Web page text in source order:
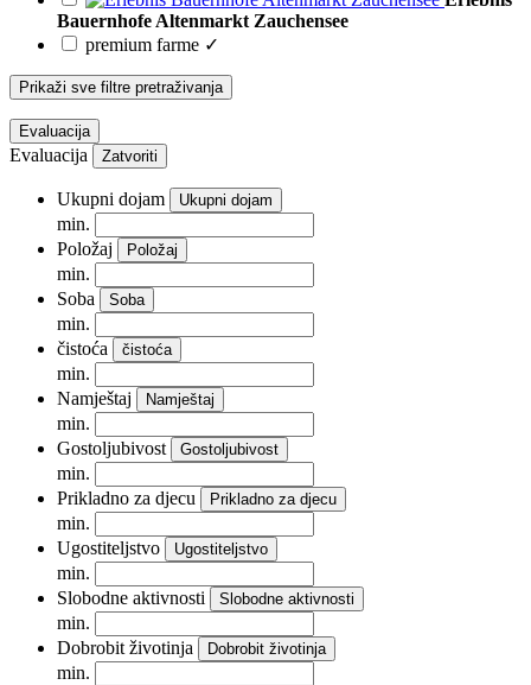
Bauernhofe Altenmarkt Zauchensee
premium farme ✓
Prikaži sve filtre pretraživanja
Evaluacija
Evaluacija Zatvoriti
Ukupni dojam Ukupni dojam
min.
Položaj
Položaj
min.
Soba
Soba
min.
čistoća
čistoća
min.
Namještaj
Namještaj
min.
Gostoljubivost
Gostoljubivost
min.
Prikladno za djecu
Prikladno za djecu
min.
Ugostiteljstvo
Ugostiteljstvo
min.
Slobodne aktivnosti
Slobodne aktivnosti
min.
Dobrobit životinja
Dobrobit životinja
min.